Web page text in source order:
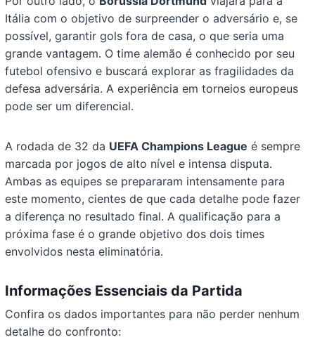
Itália com o objetivo de surpreender o adversário e, se
possível, garantir gols fora de casa, o que seria uma
grande vantagem. O time alemão é conhecido por seu
futebol ofensivo e buscará explorar as fragilidades da
defesa adversária. A experiência em torneios europeus
pode ser um diferencial.
A rodada de 32 da UEFA Champions League é sempre
marcada por jogos de alto nível e intensa disputa.
Ambas as equipes se prepararam intensamente para
este momento, cientes de que cada detalhe pode fazer
a diferença no resultado final. A qualificação para a
próxima fase é o grande objetivo dos dois times
envolvidos nesta eliminatória.
Informações Essenciais da Partida
Confira os dados importantes para não perder nenhum
detalhe do confronto: